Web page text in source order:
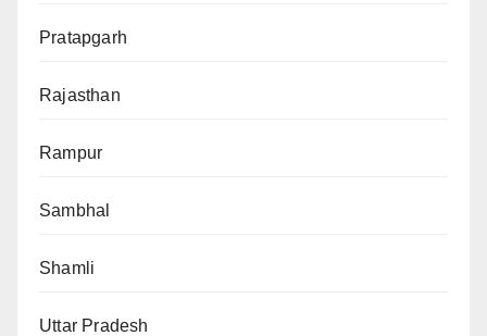
Pratapgarh
Rajasthan
Rampur
Sambhal
Shamli
Uttar Pradesh